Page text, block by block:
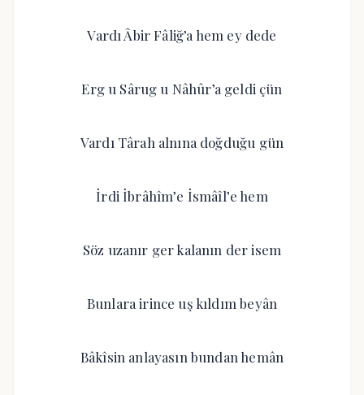
Vardı Âbir Fâliğ’a hem ey dede
Erg u Sârug u Nâhûr’a geldi çün
Vardı Târah alnına doğduğu gün
İrdi İbrâhîm’e İsmâîl’e hem
Söz uzanır ger kalanın der isem
Bunlara irince uş kıldım beyân
Bâkîsin anlayasın bundan hemân